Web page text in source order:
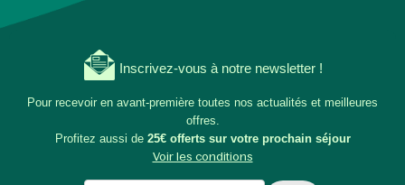
Inscrivez-vous à notre newsletter !
Pour recevoir en avant-première toutes nos actualités et meilleures
offres.
Profitez aussi de 25€ offerts sur votre prochain séjour
Voir les conditions